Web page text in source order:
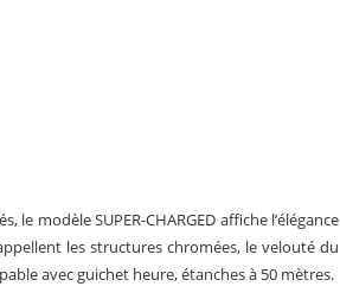
modèle SUPER-CHARGED affiche l’élégance
les structures chromées, le velouté du
avec guichet heure, étanches à 50 mètres.